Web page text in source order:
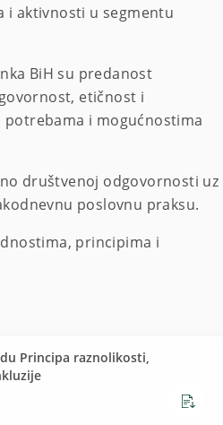
i aktivnosti u segmentu
BiH su predanost
etičnost i
i mogućnostima
društvenoj odgovornosti uz
poslovnu praksu.
principima i
Principa raznolikosti,